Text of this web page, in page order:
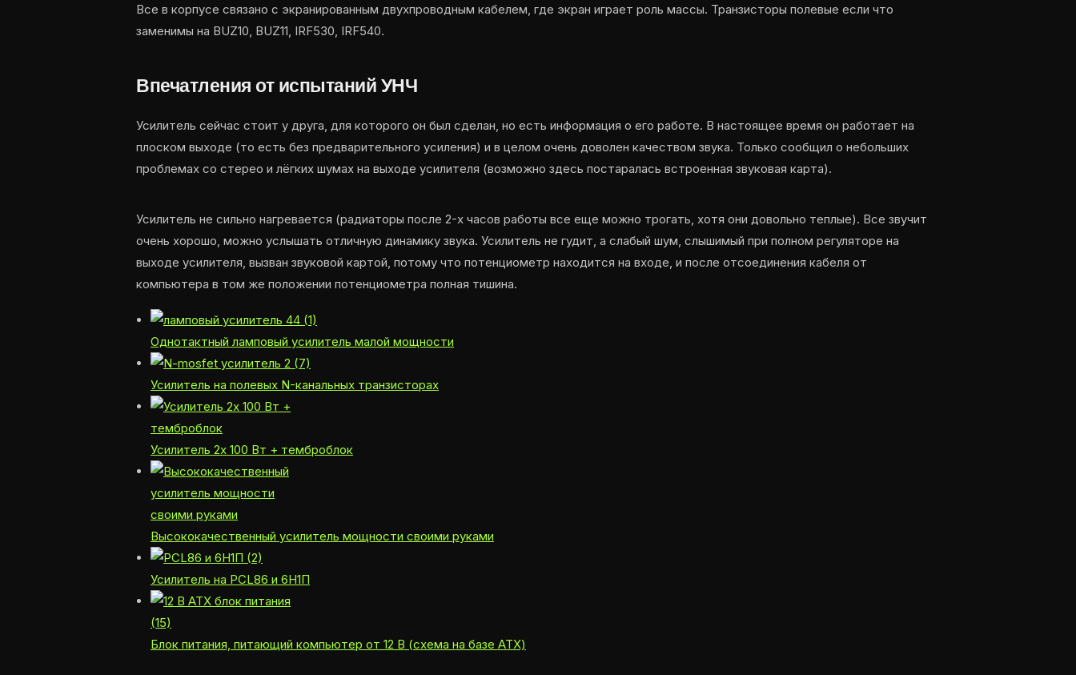
Все в корпусе связано с экранированным двухпроводным кабелем, где экран играет роль массы. Транзисторы полевые если что
заменимы на BUZ10, BUZ11, IRF530, IRF540.
Впечатления от испытаний УНЧ
Усилитель сейчас стоит у друга, для которого он был сделан, но есть информация о его работе. В настоящее время он работает на
плоском выходе (то есть без предварительного усиления) и в целом очень доволен качеством звука. Только сообщил о небольших
проблемах со стерео и лёгких шумах на выходе усилителя (возможно здесь постаралась встроенная звуковая карта).
Усилитель не сильно нагревается (радиаторы после 2-х часов работы все еще можно трогать, хотя они довольно теплые). Все звучит
очень хорошо, можно услышать отличную динамику звука. Усилитель не гудит, а слабый шум, слышимый при полном регуляторе на
выходе усилителя, вызван звуковой картой, потому что потенциометр находится на входе, и после отсоединения кабеля от
компьютера в том же положении потенциометра полная тишина.
Однотактный ламповый усилитель малой мощности
Усилитель на полевых N-канальных транзисторах
Усилитель 2x 100 Вт + темброблок
Высококачественный усилитель мощности своими руками
Усилитель на PCL86 и 6Н1П
Блок питания, питающий компьютер от 12 В (схема на базе ATX)